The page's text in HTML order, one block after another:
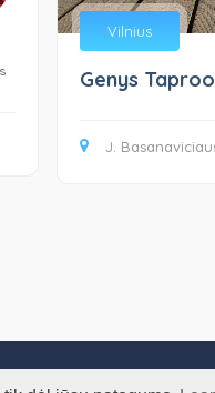
Vilnius
Genys
J.